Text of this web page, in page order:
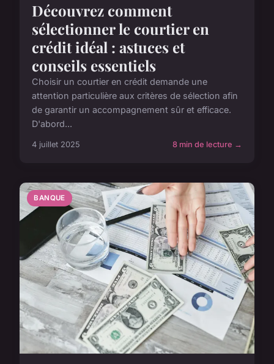
Découvrez comment
sélectionner le courtier en
crédit idéal : astuces et
conseils essentiels
Choisir un courtier en crédit demande une
attention particulière aux critères de sélection afin
de garantir un accompagnement sûr et efficace.
D'abord...
4 juillet 2025 8 min de lecture →
BANQUE